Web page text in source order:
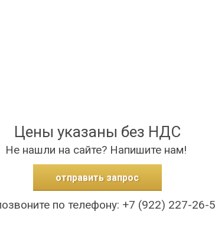
Цены указаны без НДС
Не нашли на сайте? Напишите нам!
отправить запрос
по телефону: +7 (922) 227-26-